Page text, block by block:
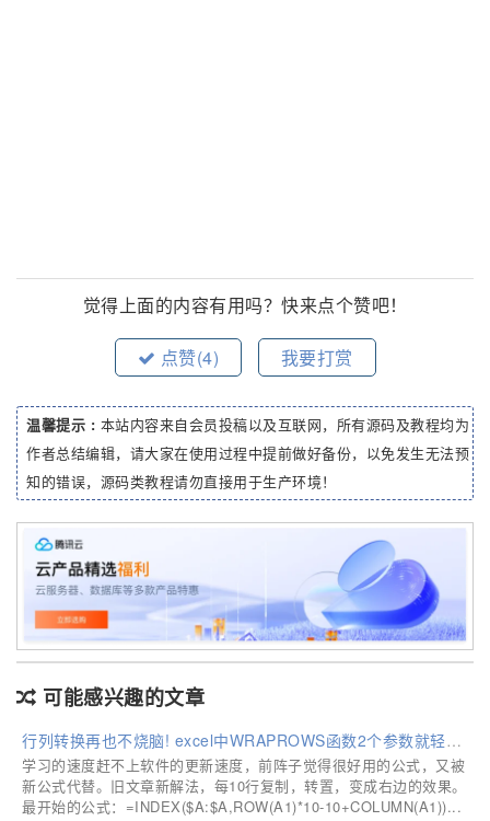
觉得上面的内容有用吗？快来点个赞吧！
点赞(4) 我要打赏
温馨提示 : 本站内容来自会员投稿以及互联网，所有源码及教程均为
作者总结编辑，请大家在使用过程中提前做好备份，以免发生无法预
知的错误，源码类教程请勿直接用于生产环境！
可能感兴趣的文章
行列转换再也不烧脑! excel中WRAPROWS函数2个参数就轻松解决
学习的速度赶不上软件的更新速度，前阵子觉得很好用的公式，又被
新公式代替。旧文章新解法，每10行复制，转置，变成右边的效果。
最开始的公式：=INDEX($A:$A,ROW(A1)*10-10+COLUMN(A1))...